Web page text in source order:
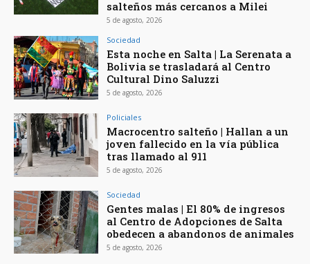
salteños más cercanos a Milei
5 de agosto, 2026
Sociedad
Esta noche en Salta | La Serenata a
Bolivia se trasladará al Centro
Cultural Dino Saluzzi
5 de agosto, 2026
Policiales
Macrocentro salteño | Hallan a un
joven fallecido en la vía pública
tras llamado al 911
5 de agosto, 2026
Sociedad
Gentes malas | El 80% de ingresos
al Centro de Adopciones de Salta
obedecen a abandonos de animales
5 de agosto, 2026